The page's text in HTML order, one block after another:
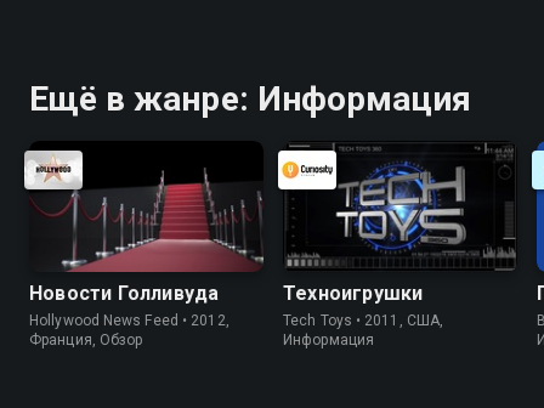
Ещё в жанре: Информация
Новости Голливуда
Hollywood News Feed • 2012,
Франция, Обзор
Техноигрушки
Tech Toys • 2011, США,
Информация